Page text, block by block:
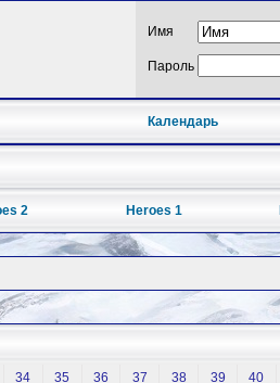
Имя
Пароль
Календарь
2 Heroes 1
34 35 36 37 38 39 40